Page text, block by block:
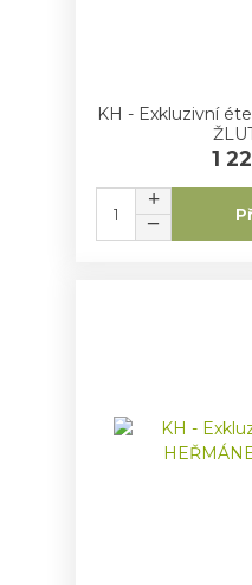
KH - Exkluzivní
1